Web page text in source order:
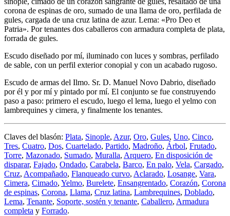
corona de espinas de oro, sumado de una llama de oro, perfilada de
gules, cargada de una cruz latina de azur. Lema: «Pro Deo et
Patria». Por tenantes dos caballeros con armadura completa de plata,
forrada de gules.
Escudo diseñado por mí, iluminado con luces y sombras, perfilado
de sable, con un perfil exterior conopial y con un acabado rugoso.
Escudo de armas del Ilmo. Sr. D. Manuel Novo Dabrio, diseñado
por él y por mí y pintado por mí. El conjunto se fue construyendo
paso a paso: primero el escudo, luego el lema, luego el yelmo con
lambrequines y cimera, y finalmente los tenantes.
Claves del blasón: Plata, Sinople, Azur, Oro, Gules, Uno, Cinco,
Tres, Cuatro, Dos, Cuartelado, Partido, Madroño, Árbol, Frutado,
Torre, Mazonado, Sumado, Muralla, Arquero, En disposición de
disparar, Fajado, Ondado, Carabela, Barco, En palo, Vela, Cargado,
Cruz, Acompañado, Flanqueado curvo, Aclarado, Losange, Vara,
Cimera, Cimado, Yelmo, Burelete, Ensangrentado, Corazón, Corona
de espinas, Corona, Llama, Cruz latina, Lambrequines, Doblado,
Lema, Tenante, Soporte, sostén y tenante, Caballero, Armadura
completa y Forrado.